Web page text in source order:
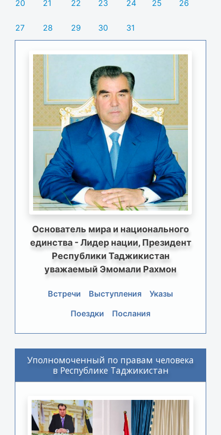
20 21 22 23 24 25 26
27 28 29 30 31
Основатель мира и национального
единства - Лидер нации, Президент
Республики Таджикистан
уважаемый Эмомали Рахмон
Встречи Выступления
Указы
Поездки
Послания
Уполномоченный по правам человека
в Республике Таджикистан